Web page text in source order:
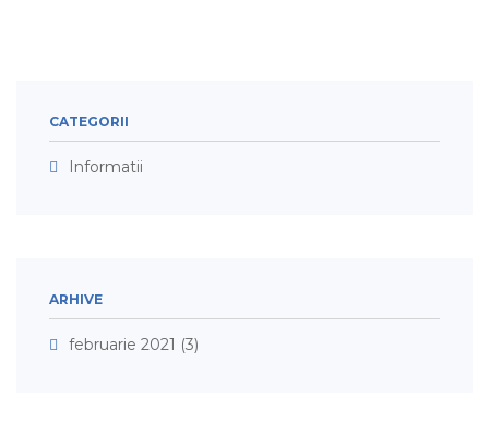
CATEGORII
Informatii
ARHIVE
februarie 2021 (3)